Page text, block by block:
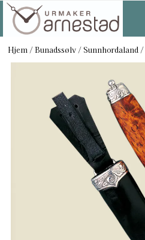
Hopp til innhold
Hjem /Bunadssølv /Sunnhordaland /